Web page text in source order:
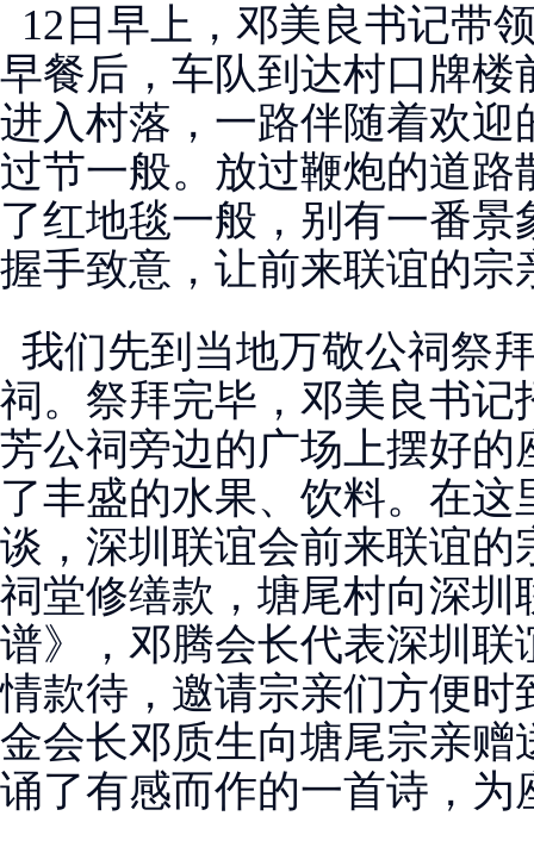
12日早上，邓美良书记带
早餐后，车队到达村口牌
进入村落，一路伴随着欢
过节一般。放过鞭炮的道
了红地毯一般，别有一番
握手致意，让前来联谊的宗
我们先到当地万敬公祠祭
祠。祭拜完毕，邓美良书
芳公祠旁边的广场上摆好
了丰盛的水果、饮料。在
谈，深圳联谊会前来联谊的
祠堂修缮款，塘尾村向深
谱》，邓腾会长代表深圳
情款待，邀请宗亲们方便
金会长邓质生向塘尾宗亲
诵了有感而作的一首诗，为